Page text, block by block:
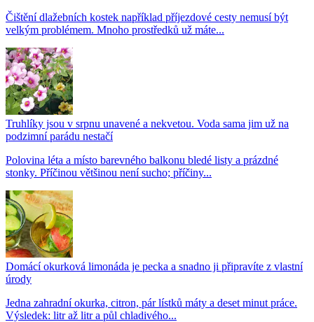
Čištění dlažebních kostek například příjezdové cesty nemusí být
velkým problémem. Mnoho prostředků už máte...
Truhlíky jsou v srpnu unavené a nekvetou. Voda sama jim už na
podzimní parádu nestačí
Polovina léta a místo barevného balkonu bledé listy a prázdné
stonky. Příčinou většinou není sucho; příčiny...
Domácí okurková limonáda je pecka a snadno ji připravíte z vlastní
úrody
Jedna zahradní okurka, citron, pár lístků máty a deset minut práce.
Výsledek: litr až litr a půl chladivého...